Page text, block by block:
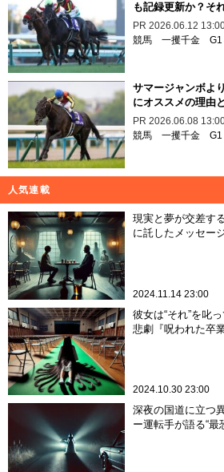
も記録更新か？そ
PR 2026.06.12
競馬 一攫千金
サマージャンボよ
にオススメの理由
PR 2026.06.08
競馬 一攫千金
人気連載
現実と夢が交差す
に託したメッセー
2024.11.14 23:00
彼女は“それ”を叱
悲劇『呪われた卒
2024.10.30 23:00
深夜の国道に立つ
ー運転手が語る“最